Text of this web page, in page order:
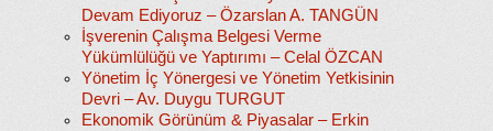
Devam Ediyoruz – Özarslan A. TANGÜN
İşverenin Çalışma Belgesi Verme
Yükümlülüğü ve Yaptırımı – Celal ÖZCAN
Yönetim İç Yönergesi ve Yönetim Yetkisinin
Devri – Av. Duygu TURGUT
Ekonomik Görünüm & Piyasalar – Erkin